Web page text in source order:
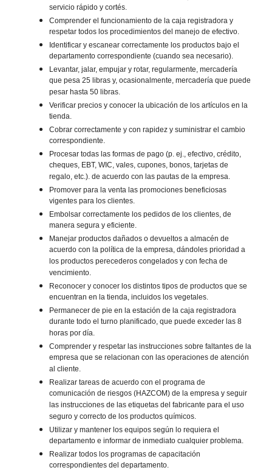
servicio rápido y cortés.
Comprender el funcionamiento de la caja registradora y
respetar todos los procedimientos del manejo de efectivo.
Identificar y escanear correctamente los productos bajo el
departamento correspondiente (cuando sea necesario).
Levantar, jalar, empujar y rotar, regularmente, mercadería
que pesa 25 libras y, ocasionalmente, mercadería que puede
pesar hasta 50 libras.
Verificar precios y conocer la ubicación de los artículos en la
tienda.
Cobrar correctamente y con rapidez y suministrar el cambio
correspondiente.
Procesar todas las formas de pago (p. ej., efectivo, crédito,
cheques, EBT, WIC, vales, cupones, bonos, tarjetas de
regalo, etc.). de acuerdo con las pautas de la empresa.
Promover para la venta las promociones beneficiosas
vigentes para los clientes.
Embolsar correctamente los pedidos de los clientes, de
manera segura y eficiente.
Manejar productos dañados o devueltos a almacén de
acuerdo con la política de la empresa, dándoles prioridad a
los productos perecederos congelados y con fecha de
vencimiento.
Reconocer y conocer los distintos tipos de productos que se
encuentran en la tienda, incluidos los vegetales.
Permanecer de pie en la estación de la caja registradora
durante todo el turno planificado, que puede exceder las 8
horas por día.
Comprender y respetar las instrucciones sobre faltantes de la
empresa que se relacionan con las operaciones de atención
al cliente.
Realizar tareas de acuerdo con el programa de
comunicación de riesgos (HAZCOM) de la empresa y seguir
las instrucciones de las etiquetas del fabricante para el uso
seguro y correcto de los productos químicos.
Utilizar y mantener los equipos según lo requiera el
departamento e informar de inmediato cualquier problema.
Realizar todos los programas de capacitación
correspondientes del departamento.